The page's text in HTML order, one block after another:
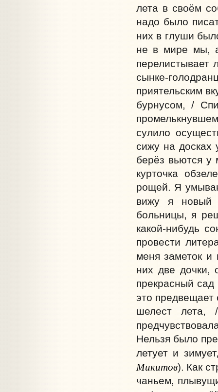
лета в своём
надо было
них в глуши
не в мире мы,
перелистывает
сынке-
приятельским
бурнусом, /
сулило
сижу на досках
берёз вьются у
курточка
рощей. Я
вижу я новый
больницы, я
какой-нибудь
провести
меня заметок и
них две дочки,
прекрасный сад
это предвещает
шелест
Нельзя было
летует и
Микитов). Как
чаньем,